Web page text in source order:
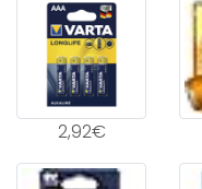
2,92€